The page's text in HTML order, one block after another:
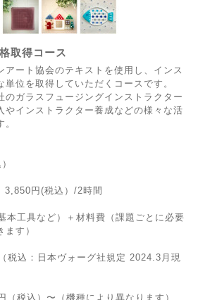
取得コース
アート協会のテキストを使用し、インス
単位を取得していただくコースです。
のガラスフュージングインストラクター
やインストラクター養成などの様々な活
3,850円(税込）/2時間
本工具など）＋材料費（課題ごとに必要
す）
税込：日本ヴォーグ社規定 2024.3月現
税込）〜（機種により異なります）